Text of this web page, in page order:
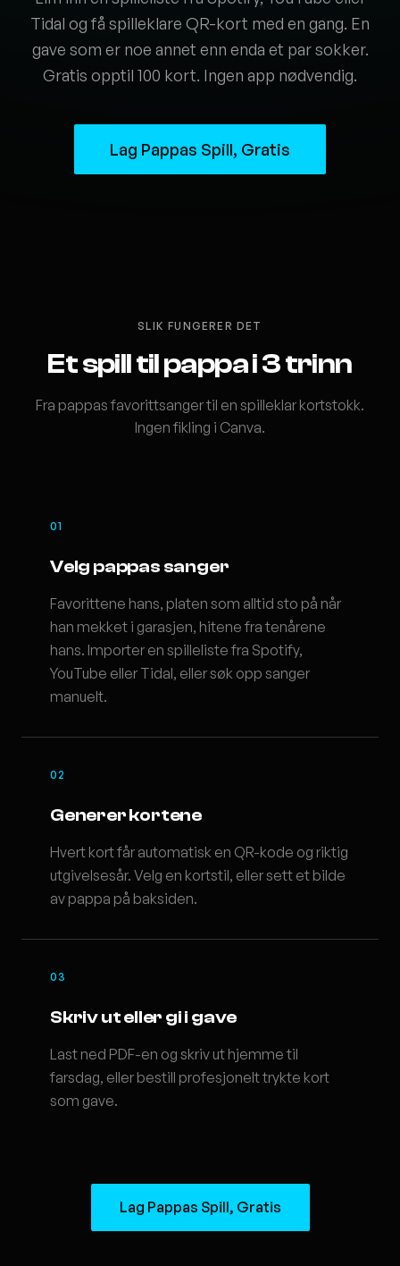
Tidal og få spilleklare QR-kort med en gang. En
gave som er noe annet enn enda et par sokker.
Gratis opptil 100 kort. Ingen app nødvendig.
Lag Pappas Spill, Gratis
SLIK FUNGERER DET
Et spill til pappa i 3 trinn
Fra pappas favorittsanger til en spilleklar kortstokk.
Ingen fikling i Canva.
01
Velg pappas sanger
Favorittene hans, platen som alltid sto på når
han mekket i garasjen, hitene fra tenårene
hans. Importer en spilleliste fra Spotify,
YouTube eller Tidal, eller søk opp sanger
manuelt.
02
Generer kortene
Hvert kort får automatisk en QR-kode og riktig
utgivelsesår. Velg en kortstil, eller sett et bilde
av pappa på baksiden.
03
Skriv ut eller gi i gave
Last ned PDF-en og skriv ut hjemme til
farsdag, eller bestill profesjonelt trykte kort
som gave.
Lag Pappas Spill, Gratis